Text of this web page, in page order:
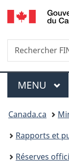
Rechercher
FIN
Menu
MENU
Vous
êtes
ici :
Canada.ca
Rapports et
Réserves